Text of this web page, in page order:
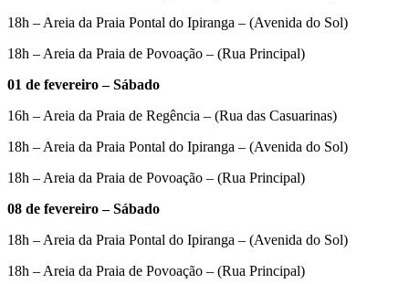
18h – Areia da Praia Pontal do Ipiranga – (Avenida do Sol)
18h – Areia da Praia de Povoação – (Rua Principal)
01 de fevereiro – Sábado
16h – Areia da Praia de Regência – (Rua das Casuarinas)
18h – Areia da Praia Pontal do Ipiranga – (Avenida do Sol)
18h – Areia da Praia de Povoação – (Rua Principal)
08 de fevereiro – Sábado
18h – Areia da Praia Pontal do Ipiranga – (Avenida do Sol)
18h – Areia da Praia de Povoação – (Rua Principal)